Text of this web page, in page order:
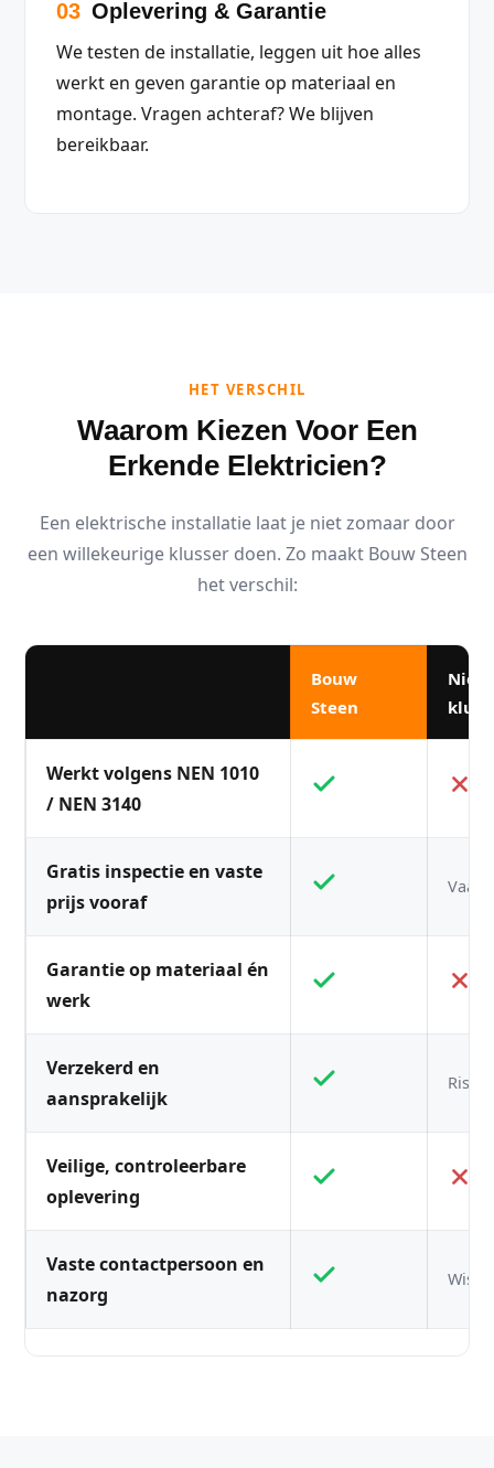
03 Oplevering & Garantie
We testen de installatie, leggen uit hoe alles
werkt en geven garantie op materiaal en
montage. Vragen achteraf? We blijven
bereikbaar.
HET VERSCHIL
Waarom Kiezen Voor Een
Erkende Elektricien?
Een elektrische installatie laat je niet zomaar door
een willekeurige klusser doen. Zo maakt Bouw Steen
het verschil:
Bouw
Steen
Niet-
Werkt volgens NEN 1010
/ NEN 3140
Gratis inspectie en vaste
prijs vooraf
Vaak
Garantie op materiaal én
werk
Verzekerd en
aansprakelijk
Veilige, controleerbare
oplevering
Vaste contactpersoon en
nazorg